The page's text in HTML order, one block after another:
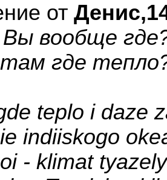
от
вообще
где
teplo i daze
indiiskogo
- klimat